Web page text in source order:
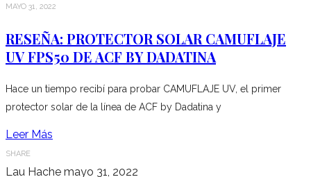
MAYO 31, 2022
RESEÑA: PROTECTOR SOLAR CAMUFLAJE
UV FPS50 DE ACF BY DADATINA
Hace un tiempo recibí para probar CAMUFLAJE UV, el primer
protector solar de la línea de ACF by Dadatina y
Leer Más
SHARE
Lau Hache mayo 31, 2022